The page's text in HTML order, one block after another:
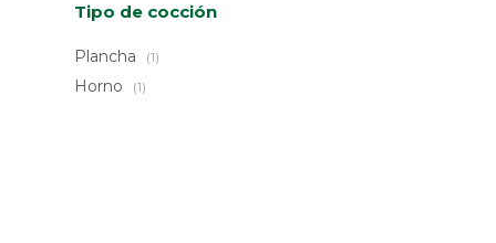
Tipo de cocción
Plancha (1)
Horno (1)